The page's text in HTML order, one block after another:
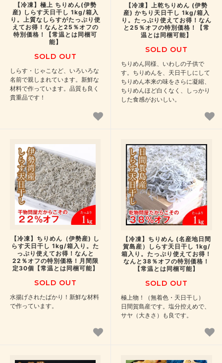
【冷凍】極上 ちりめん(伊勢
産) しらす天日干し 1kg/箱入
り。上質なしらすがたっぷり使
えてお得！なんと25％オフの
特別価格！【常温とは同梱可
能】
SOLD OUT
しらす・じゃこなど、いろいろな
名前で親しまれています。新鮮な
材料で作っています。品質も良く
貴重品です！
【冷凍】上乾ちりめん (伊勢
産) かちり天日干し 1kg/箱入
り。たっぷり使えてお得！なん
と25％オフの特別価格！【常
温とは同梱可能】
SOLD OUT
ちりめん同様、いわしの子供で
す。ちりめんを、天日干しにして
ちりめん本来の味をさらに凝縮、
ちりめんほど白くなく、しっかり
した食感がおいしい。
【冷凍】ちりめん（伊勢産) し
らす天日干し 1kg/箱入り。た
っぷり使えてお得！なんと
22％オフの特別価格！月間限
定30個【常温とは同梱可能】
SOLD OUT
水揚げされたばかり！新鮮な材料
で作っています。
【冷凍】ちりめん (名産地日間
賀島産）しらす天日干し 1kg/
箱入り。たっぷり使えてお得！
なんと38％オフの特別価格！
【常温とは同梱可能】
SOLD OUT
極上物！（無着色・天日干し）
日間賀島産です。塩分控えめで、
サヤ（大きさ）も良です。